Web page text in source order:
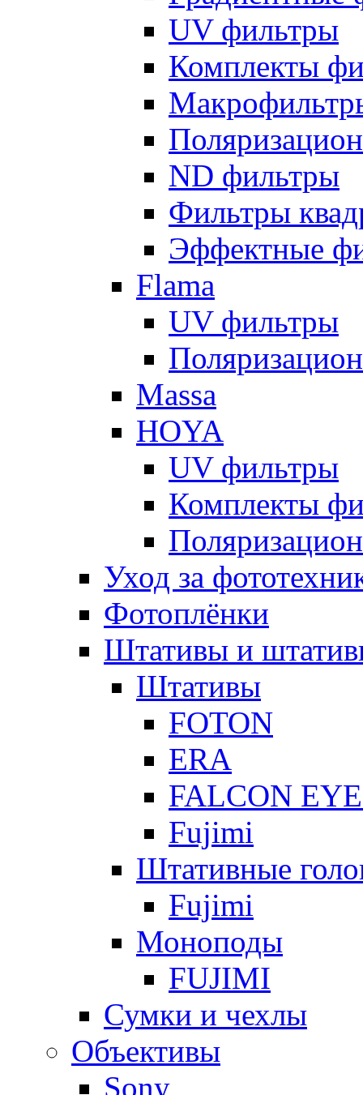
UV фильтры
Комплекты
ND фильтры
Фильтры
Эффектные
Flama
UV фильтры
Massa
HOYA
UV фильтры
Комплекты
Уход за
Фотоплёнки
Штативы и
Штативы
FOTON
ERA
FALCON
Fujimi
Штативные
Fujimi
Моноподы
FUJIMI
Сумки и чехлы
Объективы
Sony